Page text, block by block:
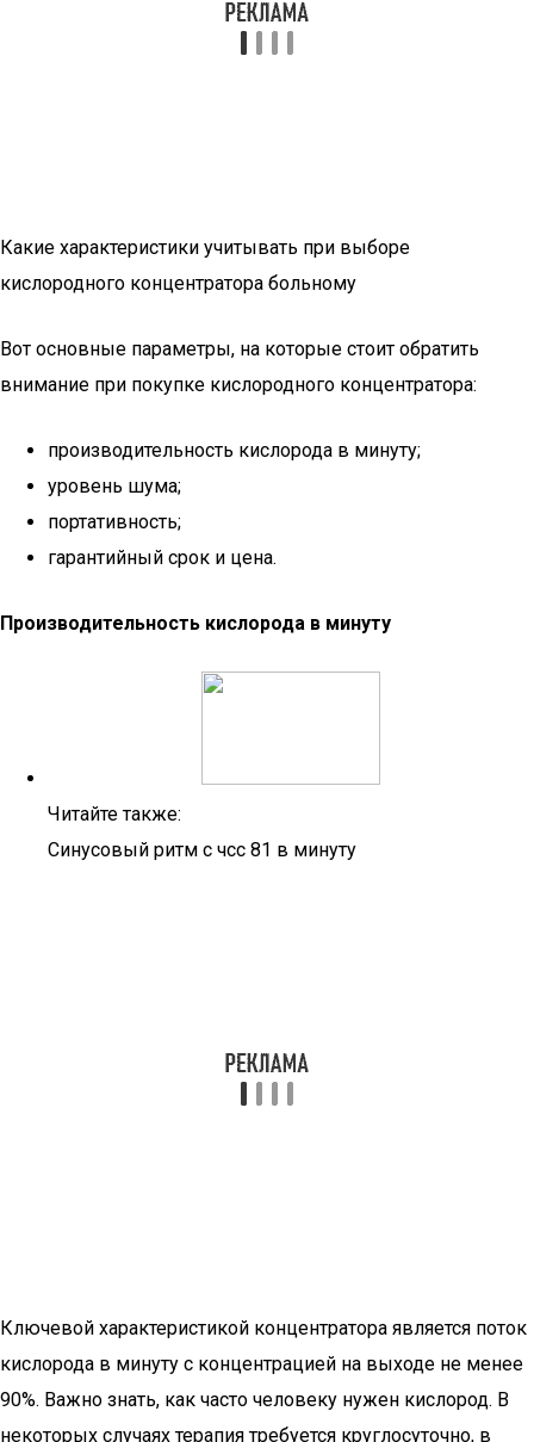
Какие характеристики учитывать при выборе
кислородного концентратора больному
Вот основные параметры, на которые стоит обратить
внимание при покупке кислородного концентратора:
производительность кислорода в минуту;
уровень шума;
портативность;
гарантийный срок и цена.
Производительность кислорода в минуту
Читайте также:
Синусовый ритм с чсс 81 в минуту
Ключевой характеристикой концентратора является поток
кислорода в минуту с концентрацией на выходе не менее
90%. Важно знать, как часто человеку нужен кислород. В
некоторых случаях терапия требуется круглосуточно, в